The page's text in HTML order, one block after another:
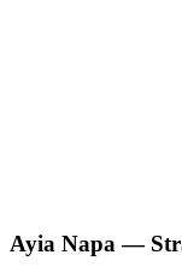
Ayia Napa —